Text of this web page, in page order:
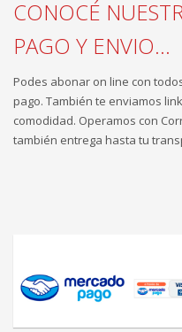
CONOCÉ
PAGO Y ENVIO...
Podes abonar on line con
pago. También te enviamos
comodidad. Operamos con
también entrega hasta tu